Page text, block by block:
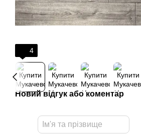
4
Новий відгук або коментар